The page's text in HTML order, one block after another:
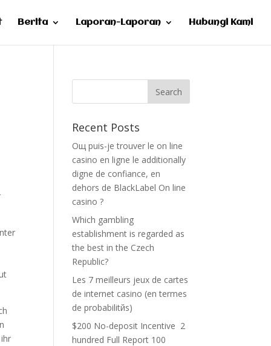
Berita Laporan-Laporan Hubungi Kami
Recent Posts
Oщ puis-je trouver le on line
casino en ligne le additionally
digne de confiance, en
dehors de BlackLabel On line
casino ?
Which gambling
establishment is regarded as
the best in the Czech
Republic?
Les 7 meilleurs jeux de cartes
de internet casino (en termes
de probabilitйs)
$200 No-deposit Incentive ️ 2
hundred Full Report 100